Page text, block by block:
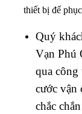
thiết bị để
Quý
Vạn Phú
qua công
cước vận
chắc